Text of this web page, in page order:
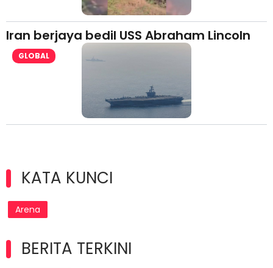
Iran berjaya bedil USS Abraham Lincoln
GLOBAL
KATA KUNCI
Arena
BERITA TERKINI